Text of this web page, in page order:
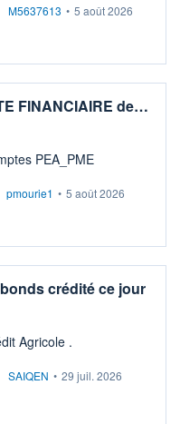
M5637613 • 5 août 2026
FINANCIAIRE de…
comptes PEA_PME
pmourie1 • 5 août 2026
crédité ce jour
Agricole .
SAIQEN • 29 juil. 2026